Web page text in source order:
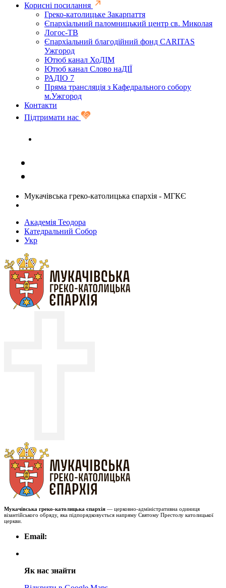
Корисні посилання
Греко-католицьке Закарпаття
Єпархіальний паломницький центр св. Миколая
Логос-ТВ
Єпархіальний благодійний фонд CARITAS
Ужгород
Ютюб канал ХоДІМ
Ютюб канал Слово наДІЇ
РАДІО 7
Пряма трансляція з Кафедрального собору
м.Ужгород
Контакти
Підтримати нас
Мукачівська греко-католицька єпархія - МГКЄ
Академія Теодора
Катедральний Собор
Укр
Мукачівська греко-католицька єпархія — церковно-адміністративна одиниця
візантійського обряду, яка підпорядковується напряму Святому Престолу католицької
церкви.
Email:
Як нас знайти